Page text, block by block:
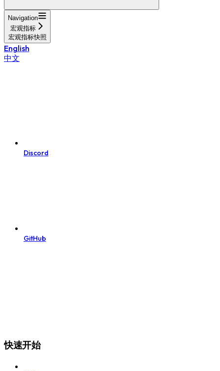
Navigation
宏观指标
宏观指标快照
English
中文
Discord
GitHub
快速开始